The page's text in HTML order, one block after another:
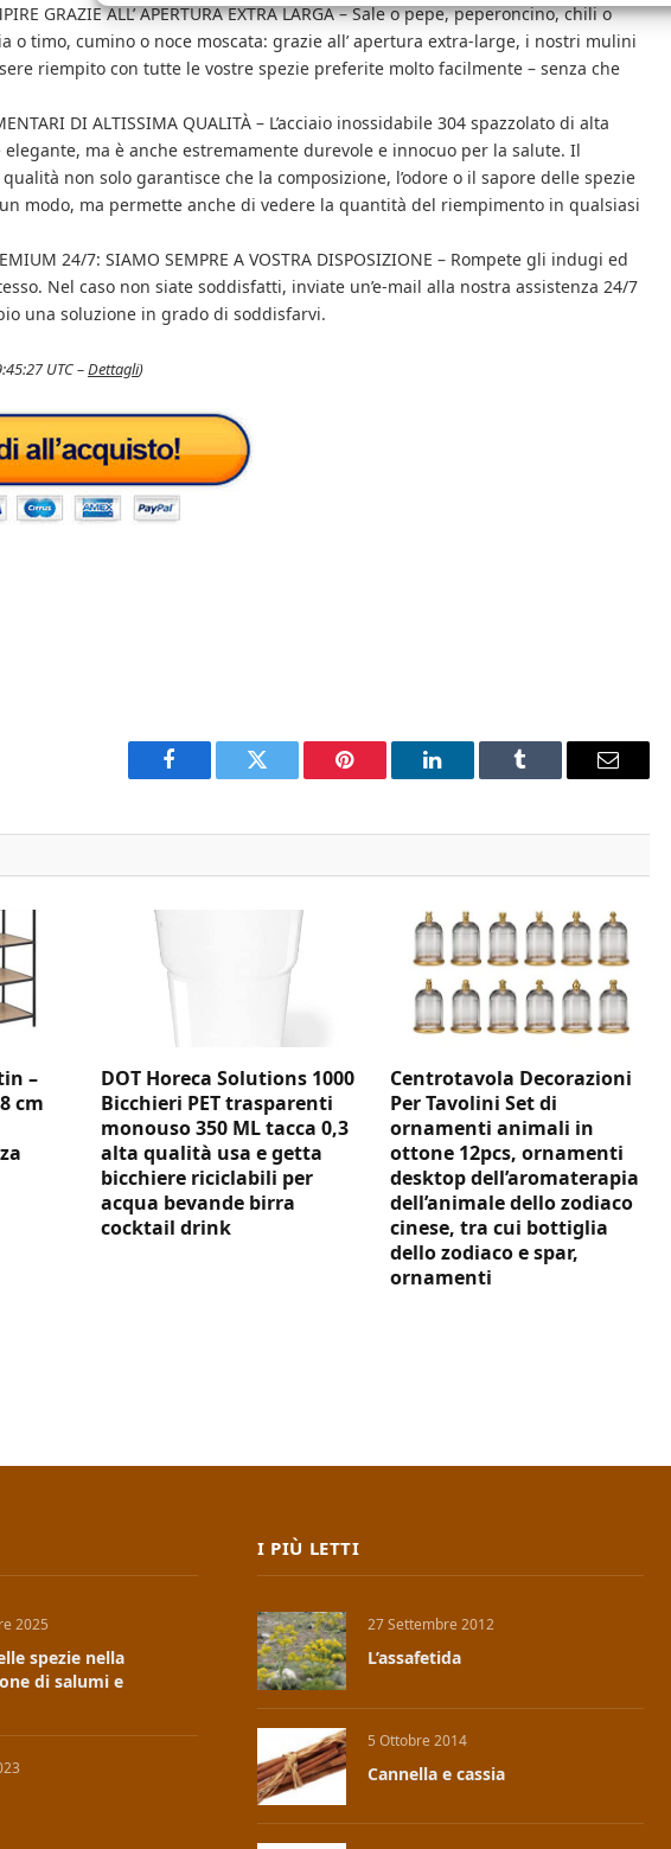
GRAZIE ALL’ APERTURA EXTRA LARGA – Sale o pepe, peperoncino, chili o
o timo, cumino o noce moscata: grazie all’ apertura extra-large, i nostri mulini
riempito con tutte le vostre spezie preferite molto facilmente – senza che
DI ALTISSIMA QUALITÀ – L’acciaio inossidabile 304 spazzolato di alta
ma è anche estremamente durevole e innocuo per la salute. Il
non solo garantisce che la composizione, l’odore o il sapore delle spezie
modo, ma permette anche di vedere la quantità del riempimento in qualsiasi
24/7: SIAMO SEMPRE A VOSTRA DISPOSIZIONE – Rompete gli indugi ed
Nel caso non siate soddisfatti, inviate un’e-mail alla nostra assistenza 24/7
una soluzione in grado di soddisfarvi.
UTC –Dettagli)
Facebook Twitter Pinterest LinkedIn Tumblr Email
–
cm
DOT Horeca Solutions 1000
Bicchieri PET trasparenti
monouso 350 ML tacca 0,3
alta qualità usa e getta
bicchiere riciclabili per
acqua bevande birra
cocktail drink
Centrotavola Decorazioni
Per Tavolini Set di
ornamenti animali in
ottone 12pcs, ornamenti
desktop dell’aromaterapia
dell’animale dello zodiaco
cinese, tra cui bottiglia
dello zodiaco e spar,
ornamenti
2025
spezie nella
di salumi e
I PIÙ LETTI
27 Settembre 2012
L’assafetida
5 Ottobre 2014
Cannella e cassia